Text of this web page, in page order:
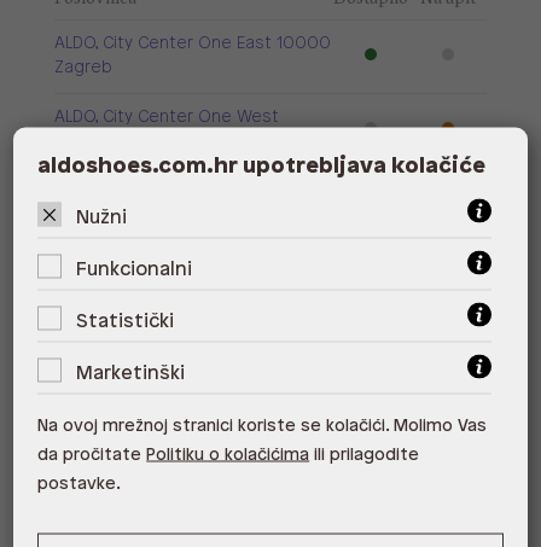
ALDO, City Center One East 10000
Zagreb
ALDO, City Center One West
Split
ALDO, Tower Centar 51000 Rijeka
aldoshoes.com.hr upotrebljava kolačiće
Nužni
Funkcionalni
Statistički
Marketinški
Na ovoj mrežnoj stranici koriste se kolačići. Molimo Vas
da pročitate Politiku o kolačićima ili prilagodite
postavke.